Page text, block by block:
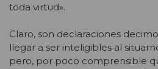
toda virtud».
Claro, son declaraciones
llegar a ser inteligibles al
pero, por poco comprensible